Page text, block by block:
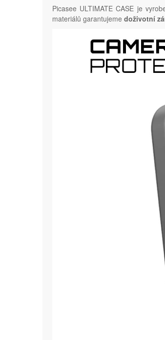
Picasee ULTIMATE CASE je
materiálů garantujeme doživotní